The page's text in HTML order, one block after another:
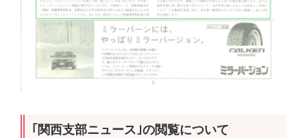
｢関西支部ニュース｣の閲覧について